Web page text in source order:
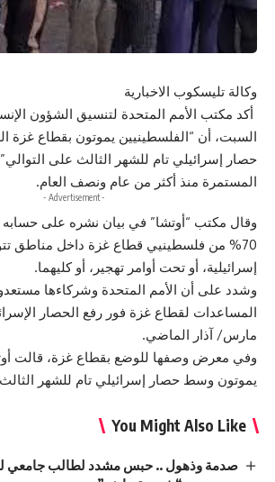
وكالة تليسكوب الاخبارية
أكد مكتب الأمم المتحدة لتنسيق الشؤون
السبت، أن “الفلسطينيين يموتون بقطاع غزة
حصار إسرائيلي تام للشهر الثالث على
المستمرة منذ أكثر من عام ونصف العام.
- Advertisement -
وقال مكتب “أوتشا” في بيان نشره على
70% من فلسطينيي قطاع غزة داخل مناطق
إسرائيلية، أو تحت أوامر تهجير، أو كليهما.
وشدد على أن الأمم المتحدة وشركاءها
مارس/ آذار الماضي.
وفي معرض وصفها للوضع بقطاع غزة، قالت
يموتون وسط حصار إسرائيلي تام للشهر
You Might Also Like